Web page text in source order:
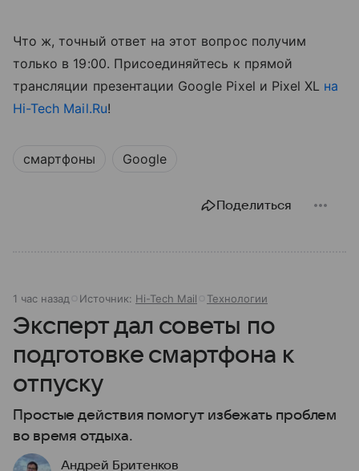
Что ж, точный ответ на этот вопрос получим
только в 19:00. Присоединяйтесь к прямой
трансляции презентации Google Pixel и Pixel XL на
Hi-Tech Mail.Ru!
смартфоны Google
Поделиться
1 час назад Источник: Hi-Tech Mail Технологии
Эксперт дал советы по
подготовке смартфона к
отпуску
Простые действия помогут избежать проблем
во время отдыха.
Андрей Бритенков